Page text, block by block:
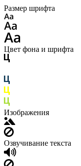
Размер шрифта
Цвет фона и шрифта
Изображения
Озвучивание текста